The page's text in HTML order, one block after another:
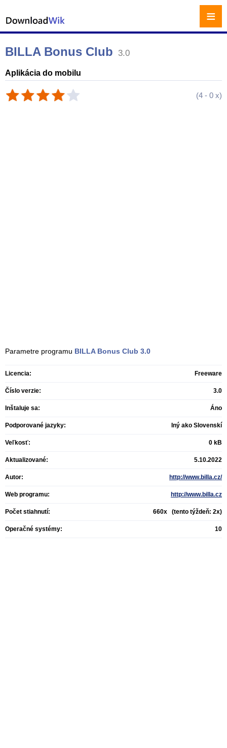
BILLA Bonus Club 3.0
Aplikácia do mobilu
(4 - 0 x)
Parametre programu BILLA Bonus Club 3.0
Licencia: Freeware
Číslo verzie: 3.0
Inštaluje sa: Áno
Podporované jazyky: Iný ako Slovenskí
Veľkosť: 0 kB
Aktualizované: 5.10.2022
Autor: http://www.billa.cz/
Web programu: http://www.billa.cz
Počet stiahnutí: 660x (tento týždeň: 2x)
Operačné systémy: 10
≡